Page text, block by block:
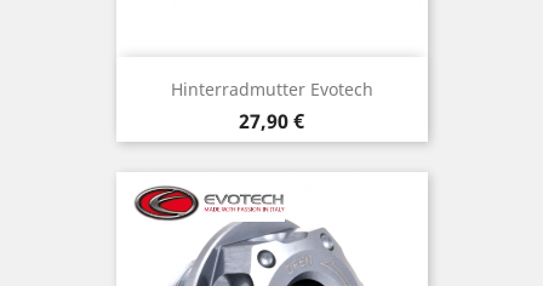
Hinterradmutter Evotech
Preis
27,90 €